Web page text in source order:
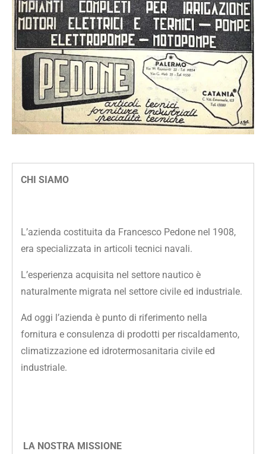
CHI SIAMO
L’azienda costituita da Francesco Pedone nel 1908,
era specializzata in articoli tecnici navali.
L’esperienza acquisita nel settore nautico è
naturalmente migrata nel settore civile ed industriale.
Ad oggi l’azienda è punto di riferimento nella
fornitura e consulenza di prodotti per riscaldamento,
climatizzazione ed idrotermosanitaria civile ed
industriale.
LA NOSTRA MISSIONE